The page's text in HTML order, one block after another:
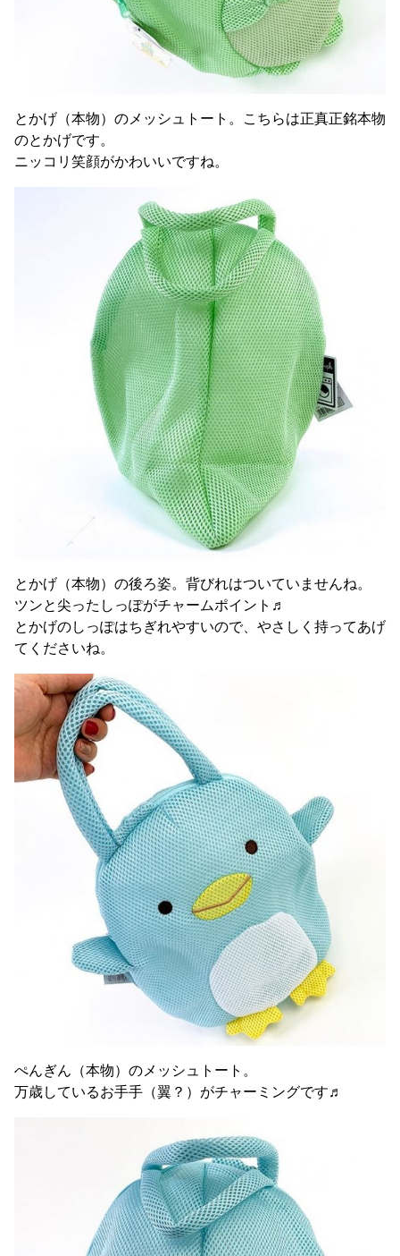
とかげ（本物）のメッシュトート。こちらは正真正銘本物
のとかげです。
ニッコリ笑顔がかわいいですね。
とかげ（本物）の後ろ姿。背びれはついていませんね。
ツンと尖ったしっぽがチャームポイント♬
とかげのしっぽはちぎれやすいので、やさしく持ってあげ
てくださいね。
ぺんぎん（本物）のメッシュトート。
万歳しているお手手（翼？）がチャーミングです♬